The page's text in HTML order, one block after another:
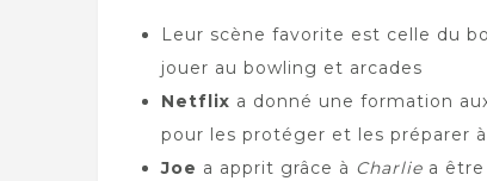
Leur scène favorite est celle du
jouer au bowling et arcades
Netflix a donné une formation
pour les protéger et les préparer
Joe a apprit grâce à Charlie a